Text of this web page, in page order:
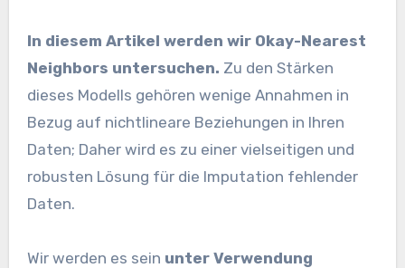
In diesem Artikel werden wir Okay-Nearest
Neighbors untersuchen. Zu den Stärken
dieses Modells gehören wenige Annahmen in
Bezug auf nichtlineare Beziehungen in Ihren
Daten; Daher wird es zu einer vielseitigen und
robusten Lösung für die Imputation fehlender
Daten.
Wir werden es sein unter Verwendung